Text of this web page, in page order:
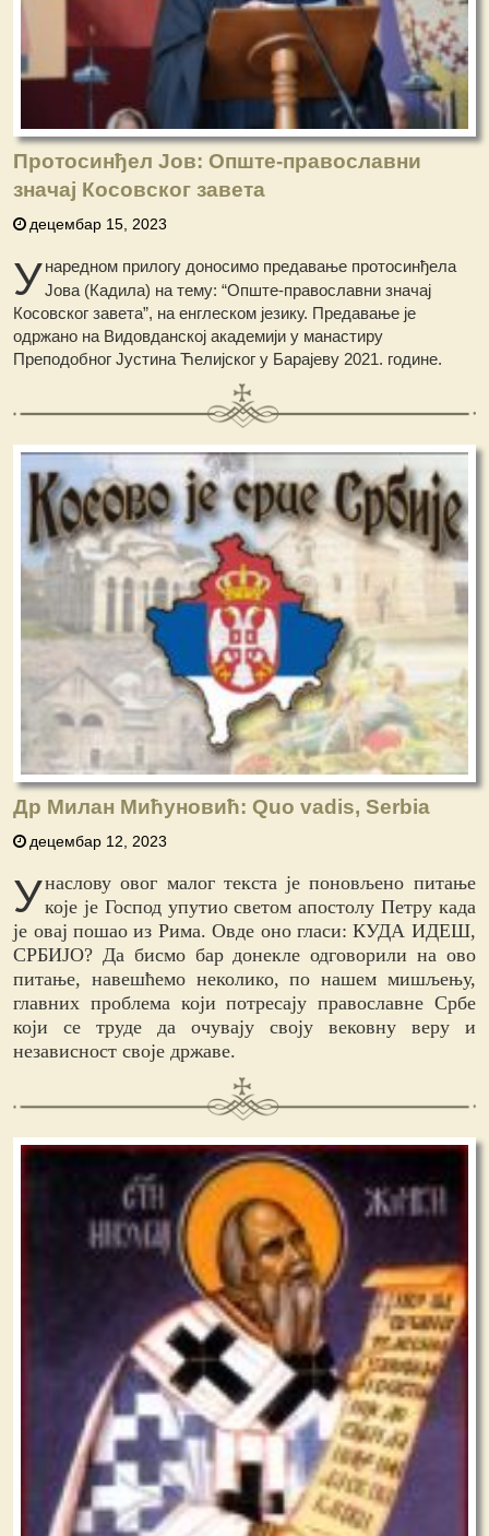
Протосинђел Јов: Опште-православни
значај Косовског завета
децембар 15, 2023
Унаредном прилогу доносимо предавање протосинђела
Јова (Кадилa) на тему: “Опште-православни значај
Косовског завета”, на енглеском језику. Предавање је
одржано на Видовданској академији у манастиру
Преподобног Јустина Ћелијског у Барајеву 2021. године.
Др Милан Мићуновић: Quo vadis, Serbia
децембар 12, 2023
Унаслову овог малог текста је поновљено питање
које је Господ упутио светом апостолу Петру када
је овај пошао из Рима. Овде оно гласи: КУДА ИДЕШ,
СРБИЈО? Да бисмо бар донекле одговорили на ово
питање, навешћемо неколико, по нашем мишљењу,
главних проблема који потресају православне Србе
који се труде да очувају своју вековну веру и
независност своје државе.